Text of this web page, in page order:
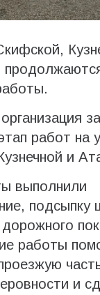
работ на
и
выполнили
подсыпку
работы
и